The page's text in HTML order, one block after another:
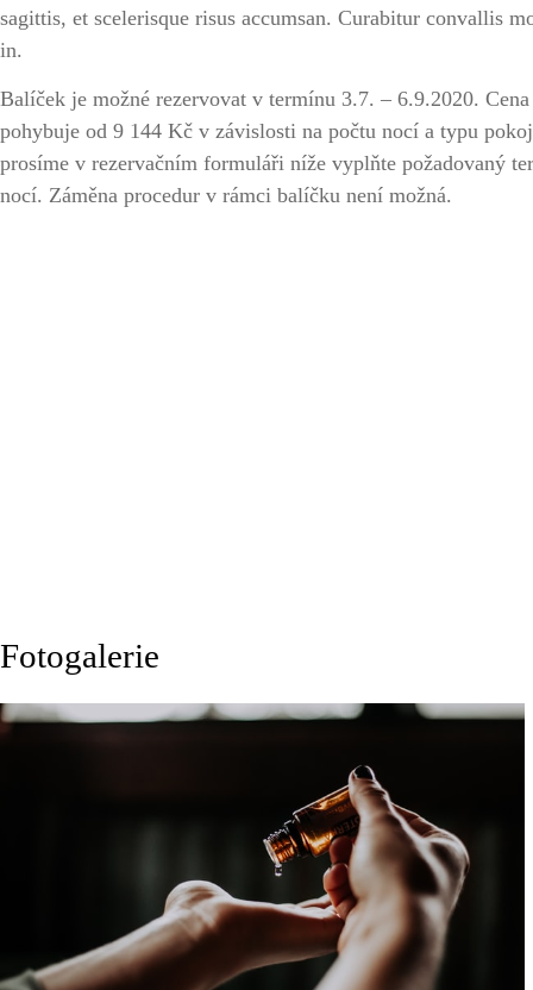
sagittis, et scelerisque risus accumsan. Curabitur convallis
in.
Balíček je možné rezervovat v termínu 3.7. – 6.9.2020.
pohybuje od 9 144 Kč v závislosti na počtu nocí a typu
prosíme v rezervačním formuláři níže vyplňte požadovaný
nocí. Záměna procedur v rámci balíčku není možná.
Fotogalerie